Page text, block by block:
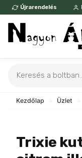
Skip
content
Újrarendelés
search
Kezdőlap Üzlet
Trixie